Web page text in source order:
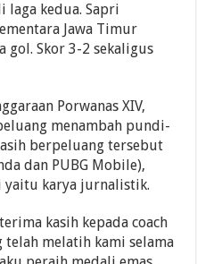
laga kedua. Sapri
Jawa Timur
gol. Skor 3-2 sekaligus
Porwanas XIV,
menambah pundi-
berpeluang tersebut
dan PUBG Mobile),
yaitu karya jurnalistik.
kasih kepada coach
telah melatih kami selama